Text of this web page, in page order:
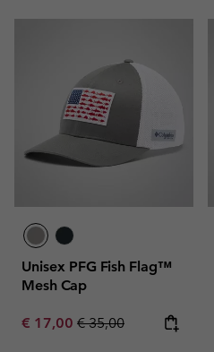
Unisex PFG Fish Flag™
Mesh Cap
Sale price:
€ 17,00 Regular price:
€ 35,00